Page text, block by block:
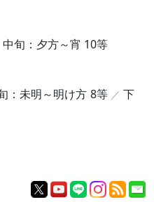
中旬：夕方～宵 10等
：未明～明け方 8等
下